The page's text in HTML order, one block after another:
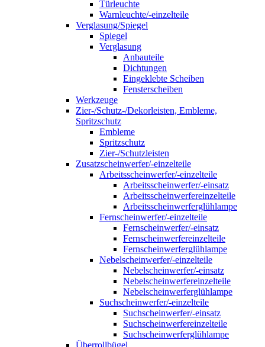
Türleuchte
Warnleuchte/-einzelteile
Verglasung/Spiegel
Spiegel
Verglasung
Anbauteile
Dichtungen
Eingeklebte Scheiben
Fensterscheiben
Werkzeuge
Zier-/Schutz-/Dekorleisten, Embleme,
Spritzschutz
Embleme
Spritzschutz
Zier-/Schutzleisten
Zusatzscheinwerfer/-einzelteile
Arbeitsscheinwerfer/-einzelteile
Arbeitsscheinwerfer/-einsatz
Arbeitsscheinwerfereinzelteile
Arbeitsscheinwerferglühlampe
Fernscheinwerfer/-einzelteile
Fernscheinwerfer/-einsatz
Fernscheinwerfereinzelteile
Fernscheinwerferglühlampe
Nebelscheinwerfer/-einzelteile
Nebelscheinwerfer/-einsatz
Nebelscheinwerfereinzelteile
Nebelscheinwerferglühlampe
Suchscheinwerfer/-einzelteile
Suchscheinwerfer/-einsatz
Suchscheinwerfereinzelteile
Suchscheinwerferglühlampe
Überrollbügel